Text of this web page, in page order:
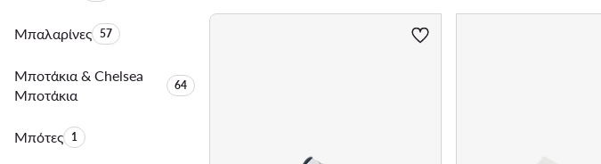
ΜπαλαρίνεςΑριθμός προϊόντων:
57
Μποτάκια & Chelsea
Μποτάκια
Αριθμός προϊόντων:
64
ΜπότεςΑριθμός προϊόντων:
1